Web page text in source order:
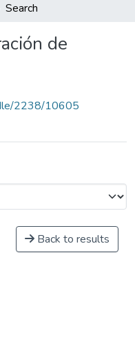
Search
de
2238/10605
Back to results